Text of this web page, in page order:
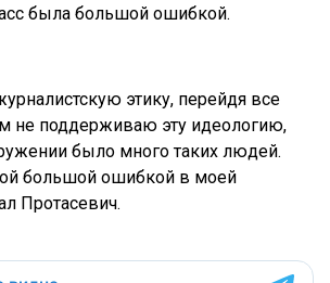
была большой ошибкой.
этику, перейдя все
не поддерживаю эту идеологию,
было много таких людей.
большой ошибкой в моей
Протасевич.